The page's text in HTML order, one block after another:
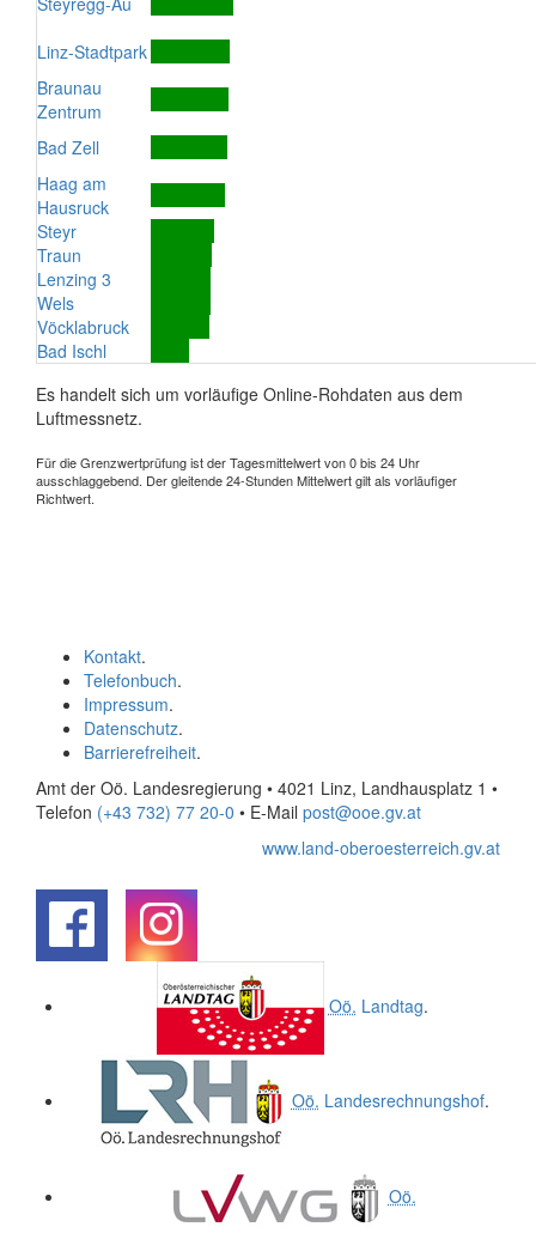
Linz-Stadtpark
Braunau
Zentrum
Bad Zell
Haag am
Hausruck
Steyr
Traun
Lenzing 3
Wels
Vöcklabruck
Bad Ischl
Es handelt sich um vorläufige Online-Rohdaten aus dem
Luftmessnetz.
Für die Grenzwertprüfung ist der Tagesmittelwert von 0 bis 24 Uhr
ausschlaggebend. Der gleitende 24-Stunden Mittelwert gilt als vorläufiger
Richtwert.
Kontakt.
Telefonbuch.
Impressum.
Datenschutz.
Barrierefreiheit.
Amt der Oö. Landesregierung • 4021 Linz, Landhausplatz 1 •
Telefon (+43 732) 77 20-0 • E-Mail post@ooe.gv.at
www.land-oberoesterreich.gv.at
Oö. Landtag.
Oö. Landesrechnungshof.
Oö.